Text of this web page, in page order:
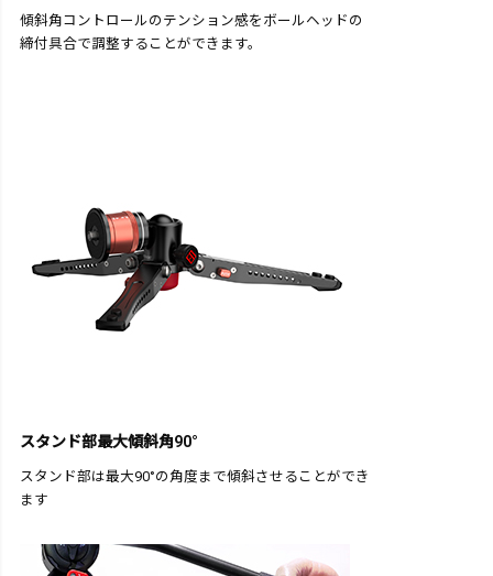
傾斜角コントロールのテンション感をボールヘッドの
締付具合で調整することができます。
スタンド部最大傾斜角90°
スタンド部は最大90°の角度まで傾斜させることができ
ます